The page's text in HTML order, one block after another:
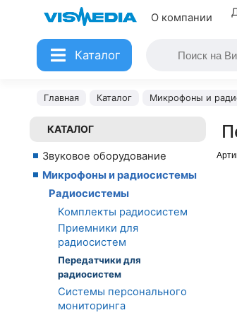
О компании
Каталог
Главная Каталог Микрофоны и
КАТАЛОГ
Звуковое оборудование
Микрофоны и радиосистемы
Радиосистемы
Комплекты радиосистем
Приемники для
радиосистем
Передатчики для
радиосистем
Системы персонального
мониторинга